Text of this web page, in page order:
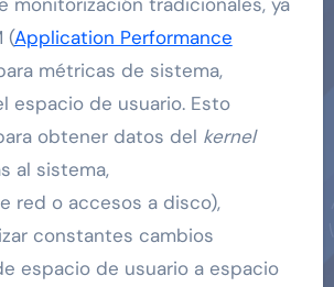
(Application Performance
métricas de sistema,
espacio de usuario. Esto
obtener datos del kernel
al sistema,
red o accesos a disco),
constantes cambios
espacio de usuario a espacio